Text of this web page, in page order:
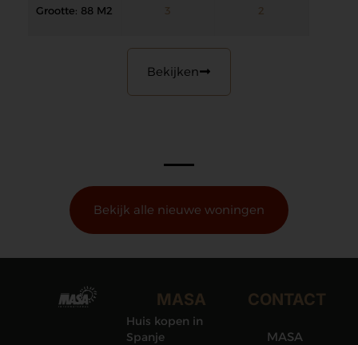
Grootte: 88 M2 3 2
Bekijken
Bekijk alle nieuwe woningen
MASA
Huis kopen in
Spanje
CONTACT
MASA